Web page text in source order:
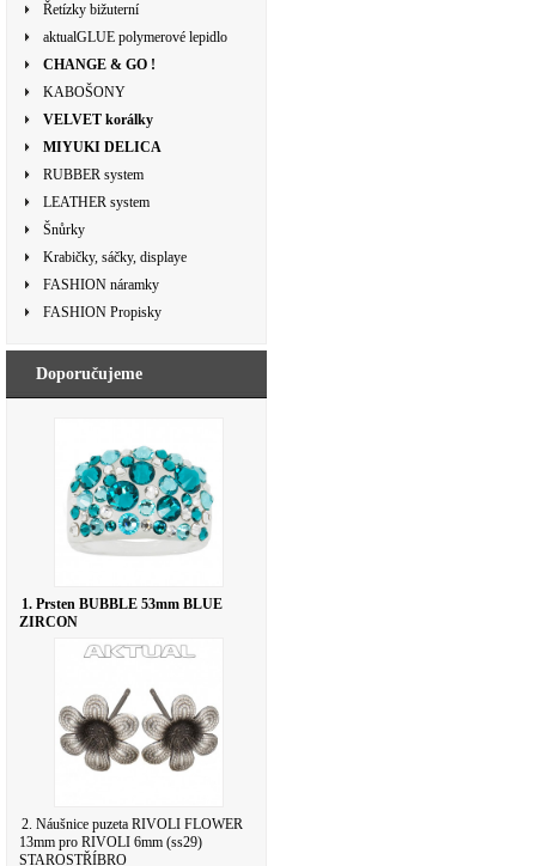
Řetízky bižuterní
aktualGLUE polymerové lepidlo
CHANGE & GO !
KABOŠONY
VELVET korálky
MIYUKI DELICA
RUBBER system
LEATHER system
Šnůrky
Krabičky, sáčky, displaye
FASHION náramky
FASHION Propisky
Doporučujeme
1. Prsten BUBBLE 53mm BLUE
ZIRCON
2. Náušnice puzeta RIVOLI FLOWER
13mm pro RIVOLI 6mm (ss29)
STAROSTŘÍBRO